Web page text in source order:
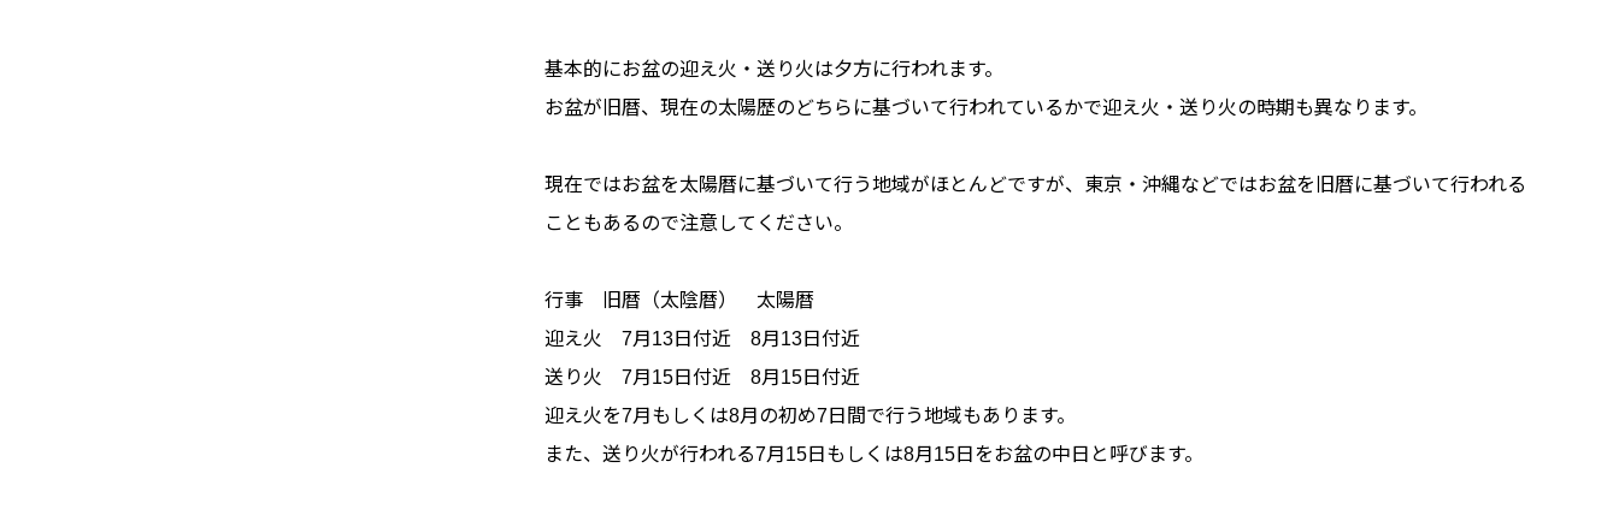
基本的にお盆の迎え火・送り火は夕方に行われます。
お盆が旧暦、現在の太陽歴のどちらに基づいて行われているかで迎え火・送り火の時期も異なります。
現在ではお盆を太陽暦に基づいて行う地域がほとんどですが、東京・沖縄などではお盆を旧暦に基づいて行われる
こともあるので注意してください。
行事 旧暦（太陰暦） 太陽暦
迎え火 7月13日付近 8月13日付近
送り火 7月15日付近 8月15日付近
迎え火を7月もしくは8月の初め7日間で行う地域もあります。
また、送り火が行われる7月15日もしくは8月15日をお盆の中日と呼びます。